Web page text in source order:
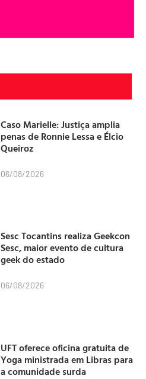
Caso Marielle: Justiça amplia
penas de Ronnie Lessa e Élcio
Queiroz
06/08/2026
Sesc Tocantins realiza Geekcon
Sesc, maior evento de cultura
geek do estado
06/08/2026
UFT oferece oficina gratuita de
Yoga ministrada em Libras para
a comunidade surda